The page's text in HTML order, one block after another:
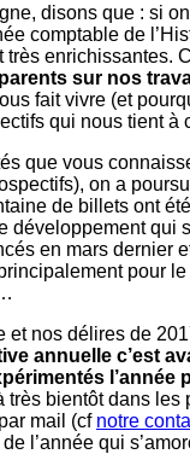
disons que : si
comptable de
enrichissantes.
sur nos
fait vivre (et
qui nous tient à
que vous
on a
de billets ont
développement qui
en mars dernier
pour
et nos délires de
annuelle c’est
l’année
bientôt dans
mail (cf notre
l’année qui